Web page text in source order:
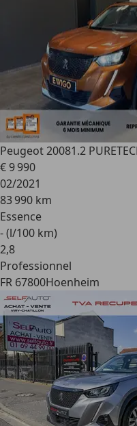
Peugeot 20081.2
€ 9 990
02/2021
83 990 km
Essence
- (l/100 km)
2,8
Professionnel
FR 67800Hoenheim